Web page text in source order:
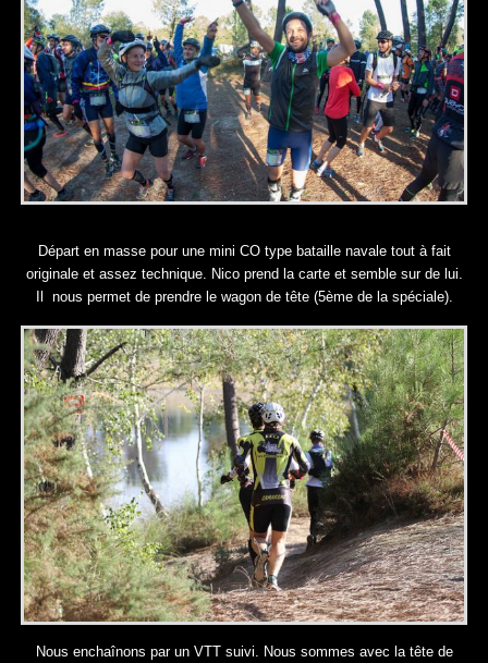
Départ en masse pour une mini CO type bataille navale tout à fait
originale et assez technique. Nico prend la carte et semble sur de lui.
Il nous permet de prendre le wagon de tête (5ème de la spéciale).
Nous enchaînons par un VTT suivi. Nous sommes avec la tête de